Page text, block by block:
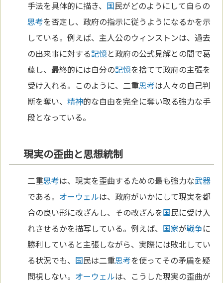
手法を具体的に描き、 国民がどのようにして自らの
思考を否定し、政府の指示に従うようになるかを示
している。例えば、主人公のウィンストンは、過去
の出来事に対する記憶と政府の公式見解との間で葛
藤し、最終的には自分の記憶を捨てて政府の主張を
受け入れる。このように、二重思考は人々の自己判
断を奪い、精神的な自由を完全に奪い取る強力な手
段となっている。
現実の歪曲と思想統制
二重思考は、現実を歪曲するための最も強力な武器
である。 オーウェルは、政府がいかにして現実を都
合の良い形に改ざんし、その改ざんを国民に受け入
れさせるかを描写している。例えば、 国家が戦争に
勝利していると主張しながら、実際には敗北してい
る状況でも、 国民は二重思考を使ってその矛盾を疑
問視しない。 オーウェルは、こうした現実の歪曲が